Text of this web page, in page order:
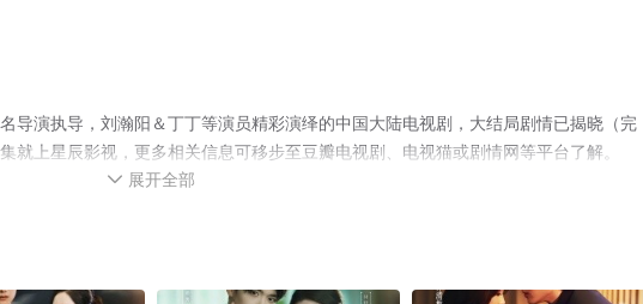
导演执导，刘瀚阳＆丁丁等演员精彩演绎的中国大陆电视剧，大结局剧情已揭晓（完
就上星辰影视，更多相关信息可移步至豆瓣电视剧、电视猫或剧情网等平台了解。
 展开全部